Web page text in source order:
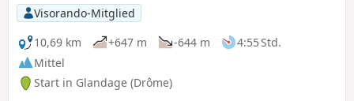
Visorando-Mitglied
10,69 km
+647 m -644 m
4:55 Std.
Mittel
Start in Glandage (Drôme)